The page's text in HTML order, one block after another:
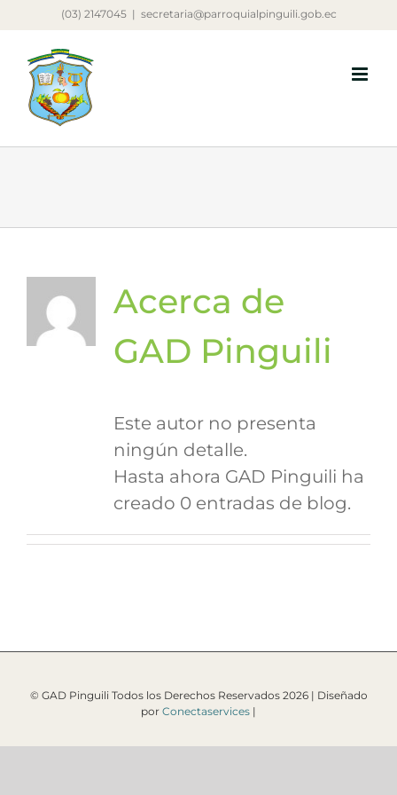
contenido
(03) 2147045 | secretaria@parroquialpinguili.gob.ec
Acerca de
GAD Pinguili
Este autor no presenta
ningún detalle.
Hasta ahora GAD Pinguili ha
creado 0 entradas de blog.
© GAD Pinguili Todos los Derechos Reservados 2026 | Diseñado
por Conectaservices |